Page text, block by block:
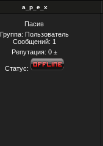
a_p_e_x
Пасив
Группа: Пользователь
Сообщений: 1
Репутация: 0 ±
Статус: